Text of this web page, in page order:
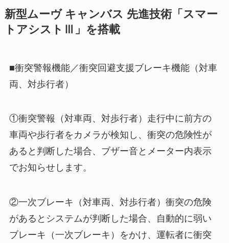
新型ムーヴ キャンバス 先進技術「スマー
トアシストⅢ」を搭載
■衝突警報機能／衝突回避支援ブレーキ機能（対車
両、対歩行者）
①衝突警報（対車両、対歩行者）走行中に前方の
車両や歩行者をカメラが検知し、衝突の危険性が
あると判断した場合、ブザー音とメーター内表示
でお知らせします。
②一次ブレーキ（対車両、対歩行者）衝突の危険
があるとシステムが判断した場合、自動的に弱い
ブレーキ（一次ブレーキ）をかけ、運転者に衝突